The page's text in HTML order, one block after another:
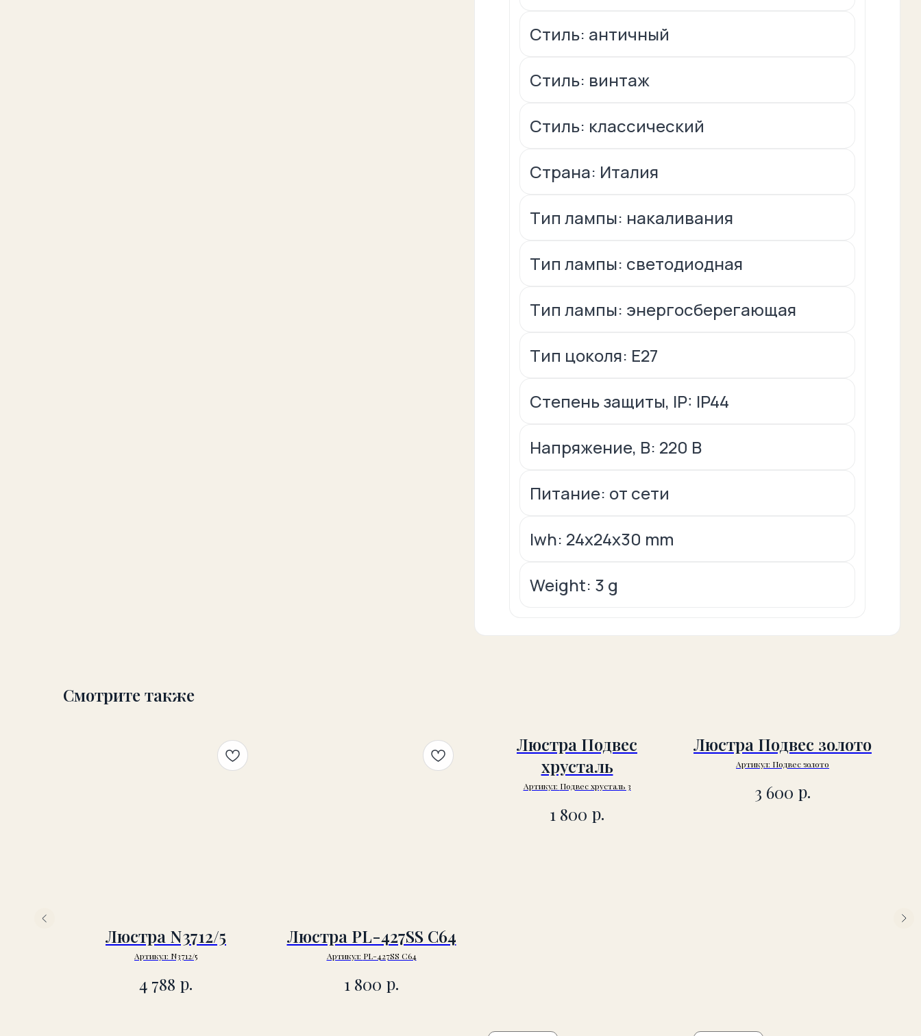
Стиль: античный
Стиль: винтаж
Стиль: классический
Страна: Италия
Тип лампы: накаливания
Тип лампы: светодиодная
Тип лампы: энергосберегающая
Тип цоколя: Е27
Степень защиты, IP: IP44
Напряжение, В: 220 В
Питание: от сети
lwh: 24x24x30 mm
Weight: 3 g
Смотрите также
Люстра N3712/5
Артикул: N3712/5
4 788 р.
Люстра PL-427SS C64
Артикул: PL-427SS C64
1 800 р.
Люстра Подвес
хрусталь
Артикул: Подвес хрусталь 3
1 800 р.
Люстра Подвес золото
Артикул: Подвес золото
3 600 р.